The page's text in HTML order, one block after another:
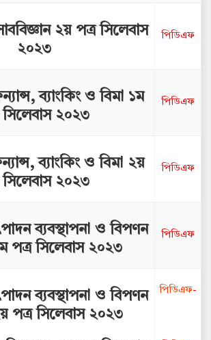
২য় পত্র সিলেবাস
২০২৩
পিডিএফ
ব্যাংকিং ও বিমা ১ম
সিলেবাস ২০২৩
পিডিএফ
ব্যাংকিং ও বিমা ২য়
সিলেবাস ২০২৩
পিডিএফ
ব্যবস্থাপনা ও বিপণন
পত্র সিলেবাস ২০২৩
পিডিএফ
ব্যবস্থাপনা ও বিপণন
পত্র সিলেবাস ২০২৩
পিডিএফ-